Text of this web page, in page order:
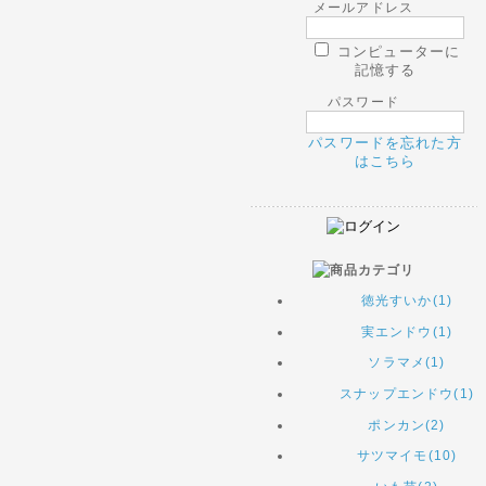
メールアドレス
コンピューターに
記憶する
パスワード
パスワードを忘れた方
はこちら
徳光すいか(1)
実エンドウ(1)
ソラマメ(1)
スナップエンドウ(1)
ポンカン(2)
サツマイモ(10)